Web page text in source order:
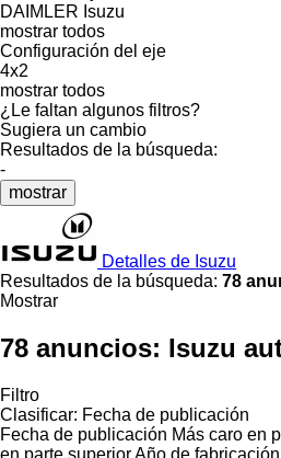
DAIMLER Isuzu
mostrar todos
Configuración del eje
4x2
mostrar todos
¿Le faltan algunos filtros?
Sugiera un cambio
Resultados de la búsqueda:
-
mostrar
Detalles de Isuzu
Resultados de la búsqueda: 78
Mostrar
78 anuncios: Isuzu
Filtro
Clasificar: Fecha de publicación
Fecha de publicación Más caro en
en parte superiorAño de